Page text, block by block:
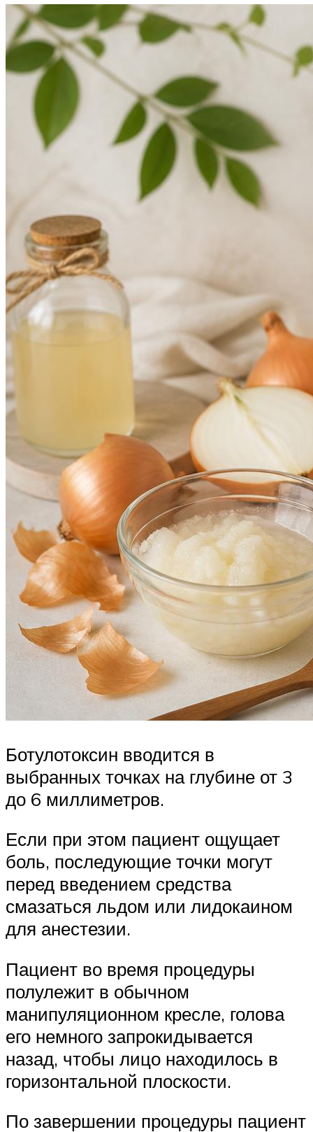
Ботулотоксин вводится в
выбранных точках на глубине от 3
до 6 миллиметров.
Если при этом пациент ощущает
боль, последующие точки могут
перед введением средства
смазаться льдом или лидокаином
для анестезии.
Пациент во время процедуры
полулежит в обычном
манипуляционном кресле, голова
его немного запрокидывается
назад, чтобы лицо находилось в
горизонтальной плоскости.
По завершении процедуры пациент